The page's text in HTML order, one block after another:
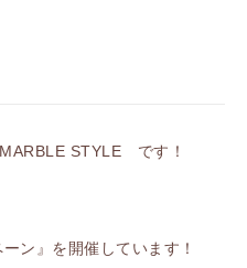
STYLE です！
ン』を開催しています！